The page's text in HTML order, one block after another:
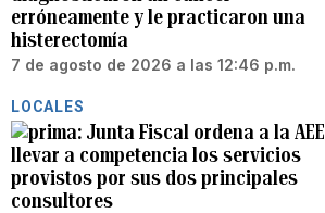
erróneamente y le practicaron una
histerectomía
7 de agosto de 2026 a las 12:46 p.m.
LOCALES
Junta Fiscal ordena a la AEE
llevar a competencia los servicios
provistos por sus dos principales
consultores